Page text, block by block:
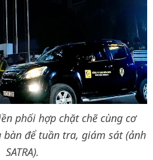
phối hợp chặt chẽ cùng cơ
để tuần tra, giám sát (ảnh
SATRA).